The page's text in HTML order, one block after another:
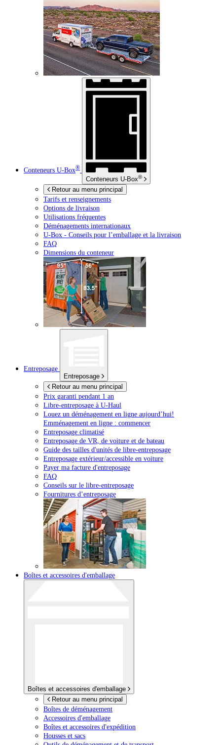
Conteneurs U-Box®
Conteneurs U-Box®
Retour au menu principal
Tarifs et renseignements
Options de livraison
Utilisations fréquentes
Déménagements internationaux
U-Box - Conseils pour l’emballage et la livraison
FAQ
Dimensions du conteneur
Entreposage
Entreposage
Retour au menu principal
Prix garanti pendant 1 an
Libre-entreposage à U-Haul
Louez un déménagement en ligne aujourd’hui!
Emménagement en ligne : commencer
Entreposage climatisé
Entreposage de VR, de voiture et de bateau
Guide des tailles d'unités de libre-entreposage
Entreposage extérieur/accessible en voiture
Payer ma facture d'entreposage
FAQ
Conseils sur le libre-entreposage
Fournitures d’entreposage
Boîtes et accessoires d'emballage
Boîtes et accessoires d'emballage
Retour au menu principal
Boîtes de déménagement
Accessoires d'emballage
Boîtes et accessoires d'expédition
Housses et sacs